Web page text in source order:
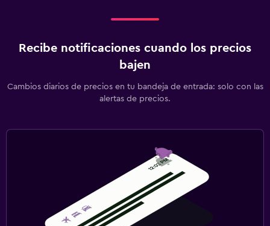
Recibe notificaciones cuando los precios
bajen
Cambios diarios de precios en tu bandeja de entrada: solo con las
alertas de precios.